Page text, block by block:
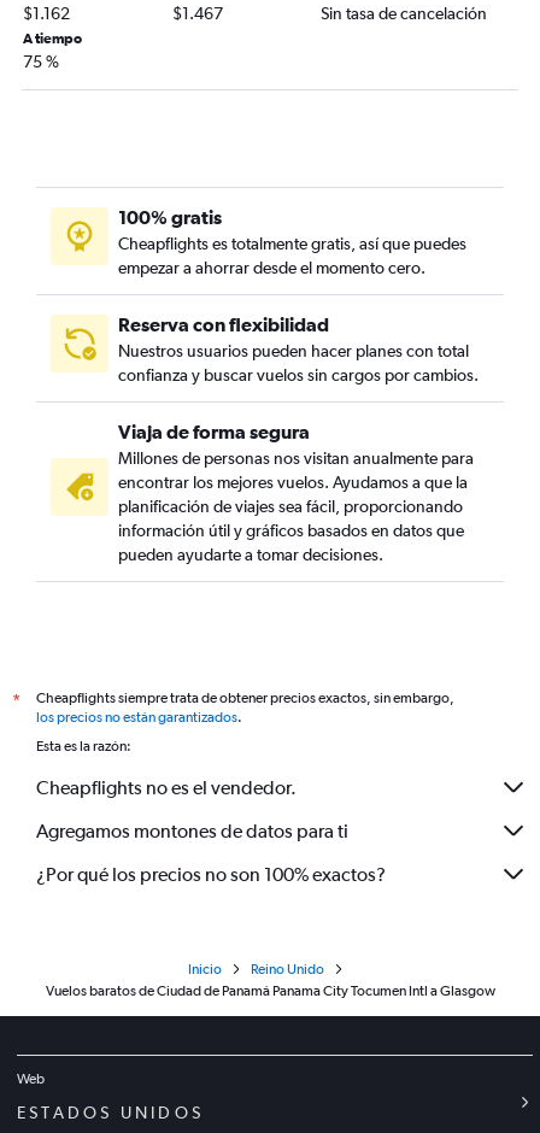
$1.162 $1.467 Sin tasa de cancelación
A tiempo
75 %
100% gratis
Cheapflights es totalmente gratis, así que puedes
empezar a ahorrar desde el momento cero.
Reserva con flexibilidad
Nuestros usuarios pueden hacer planes con total
confianza y buscar vuelos sin cargos por cambios.
Viaja de forma segura
Millones de personas nos visitan anualmente para
encontrar los mejores vuelos. Ayudamos a que la
planificación de viajes sea fácil, proporcionando
información útil y gráficos basados en datos que
pueden ayudarte a tomar decisiones.
*
Cheapflights siempre trata de obtener precios exactos, sin embargo,
los precios no están garantizados.
Esta es la razón:
Cheapflights no es el vendedor.
Agregamos montones de datos para ti
¿Por qué los precios no son 100% exactos?
Inicio
Reino Unido
Vuelos baratos de Ciudad de Panamá Panama City Tocumen Intl a Glasgow
Web
ESTADOS UNIDOS